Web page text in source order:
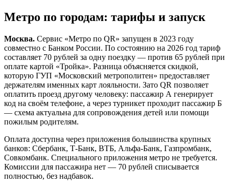
Метро по городам: тарифы и запуск
Москва. Сервис «Метро по QR» запущен в 2023 году
совместно с Банком России. По состоянию на 2026 год тариф
составляет 70 рублей за одну поездку — против 65 рублей при
оплате картой «Тройка». Разница объясняется скидкой,
которую ГУП «Московский метрополитен» предоставляет
держателям именных карт лояльности. Зато QR позволяет
оплатить проезд другому человеку: пассажир А генерирует
код на своём телефоне, а через турникет проходит пассажир Б
— схема актуальна для сопровождения детей или помощи
пожилым родителям.
Оплата доступна через приложения большинства крупных
банков: Сбербанк, Т-Банк, ВТБ, Альфа-Банк, Газпромбанк,
Совкомбанк. Специального приложения метро не требуется.
Комиссии для пассажира нет — 70 рублей списывается
полностью, без надбавок.